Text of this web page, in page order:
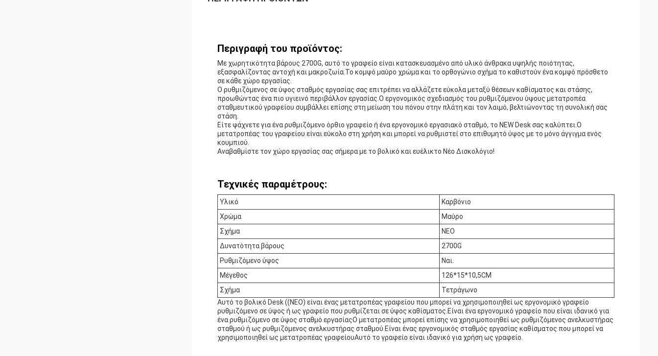
Περιγραφή του προϊόντος:
Με χωρητικότητα βάρους 2700G, αυτό το γραφείο είναι κατασκευασμένο από υλικό άνθρακα υψηλής ποιότητας,
εξασφαλίζοντας αντοχή και μακροζωία.Το κομψό μαύρο χρώμα και το ορθογώνιο σχήμα το καθιστούν ένα κομψό πρόσθετο
σε κάθε χώρο εργασίας.
Ο ρυθμιζόμενος σε ύψος σταθμός εργασίας σας επιτρέπει να αλλάζετε εύκολα μεταξύ θέσεων καθίσματος και στάσης,
προωθώντας ένα πιο υγιεινό περιβάλλον εργασίας.Ο εργονομικός σχεδιασμός του ρυθμιζόμενου ύψους μετατροπέα
σταθμευτικού γραφείου συμβάλλει επίσης στη μείωση του πόνου στην πλάτη και τον λαιμό, βελτιώνοντας τη συνολική σας
στάση.
Είτε ψάχνετε για ένα ρυθμιζόμενο όρθιο γραφείο ή ένα εργονομικό εργασιακό σταθμό, το NEW Desk σας καλύπτει.Ο
μετατροπέας του γραφείου είναι εύκολο στη χρήση και μπορεί να ρυθμιστεί στο επιθυμητό ύψος με το μόνο άγγιγμα ενός
κουμπιού.
Αναβαθμίστε τον χώρο εργασίας σας σήμερα με το βολικό και ευέλικτο Νέο Δισκολόγιο!
Τεχνικές παραμέτρους:
Υλικό
Καρβόνιο
Χρώμα
Μαύρο
Σχήμα
ΝΕΟ
Δυνατότητα βάρους
2700G
Ρυθμιζόμενο ύψος
Ναι.
Μέγεθος
126*15*10,5CM
Σχήμα
Τετράγωνο
Αυτό το βολικό Desk ((ΝΕΟ) είναι ένας μετατροπέας γραφείου που μπορεί να χρησιμοποιηθεί ως εργονομικό γραφείο
ρυθμιζόμενο σε ύψος ή ως γραφείο που ρυθμίζεται σε ύψος καθίσματος.Είναι ένα εργονομικό γραφείο που είναι ιδανικό για
ένα ρυθμιζόμενο σε ύψος σταθμό εργασίαςΟ μετατροπέας μπορεί επίσης να χρησιμοποιηθεί ως ρυθμιζόμενος ανελκυστήρας
σταθμού ή ως ρυθμιζόμενος ανελκυστήρας σταθμού.Είναι ένας εργονομικός σταθμός εργασίας καθίσματος που μπορεί να
χρησιμοποιηθεί ως μετατροπέας γραφείουΑυτό το γραφείο είναι ιδανικό για χρήση ως γραφείο.